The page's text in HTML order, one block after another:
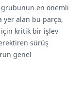
en önemli
yer alan bu parça,
için kritik bir işlev
sürüş
genel